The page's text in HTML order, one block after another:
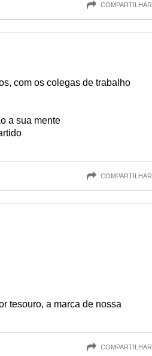
COMPARTILHAR
com os colegas de trabalho
a sua mente
COMPARTILHAR
tesouro, a marca de nossa
COMPARTILHAR